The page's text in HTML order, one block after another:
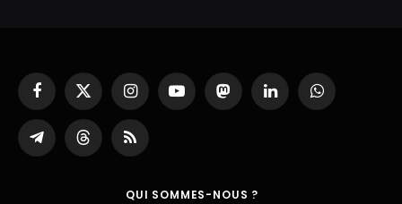
Facebook
X
(Twitter)
InstagramYouTubeMastodonLinkedInWhatsApp
Partager
sur
ThreadsRSS
QUI SOMMES-NOUS ?